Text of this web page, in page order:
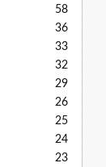
58
36
33
32
29
26
25
24
23